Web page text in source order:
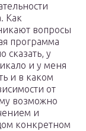
Как
вопросы
программа
сказать, у
и у меня
и в каком
от
возможно
и
конкретном